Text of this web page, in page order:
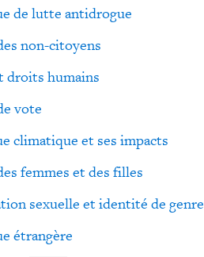
de lutte antidrogue
non-citoyens
droits humains
vote
climatique et ses impacts
femmes et des filles
sexuelle et identité de genre
étrangère